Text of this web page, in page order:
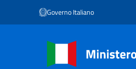
Vai ai contenuti
Vai al menu di navigazione
Governo Italiano